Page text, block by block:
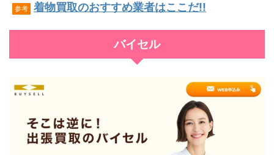
参考 着物買取のおすすめ業者はここだ!!
バイセル